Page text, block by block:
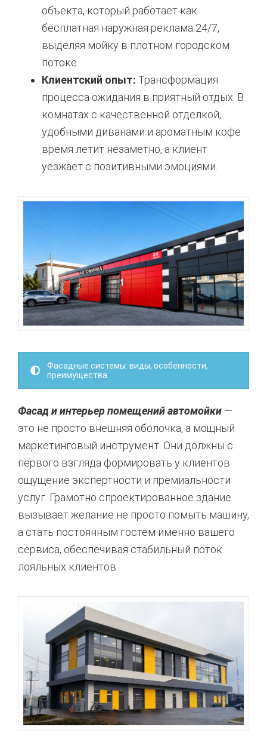
объекта, который работает как
бесплатная наружная реклама 24/7,
выделяя мойку в плотном городском
потоке.
Клиентский опыт: Трансформация
процесса ожидания в приятный отдых. В
комнатах с качественной отделкой,
удобными диванами и ароматным кофе
время летит незаметно, а клиент
уезжает с позитивными эмоциями.
Фасадные системы: виды, особенности,
преимущества
Фасад и интерьер помещений автомойки —
это не просто внешняя оболочка, а мощный
маркетинговый инструмент. Они должны с
первого взгляда формировать у клиентов
ощущение экспертности и премиальности
услуг. Грамотно спроектированное здание
вызывает желание не просто помыть машину,
а стать постоянным гостем именно вашего
сервиса, обеспечивая стабильный поток
лояльных клиентов.